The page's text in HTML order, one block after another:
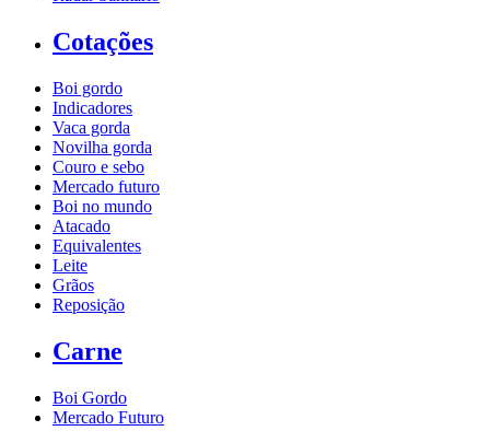
Cotações
Boi gordo
Indicadores
Vaca gorda
Novilha gorda
Couro e sebo
Mercado futuro
Boi no mundo
Atacado
Equivalentes
Leite
Grãos
Reposição
Carne
Boi Gordo
Mercado Futuro